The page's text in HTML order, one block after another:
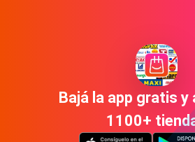
Bajá la app gratis y
1100+